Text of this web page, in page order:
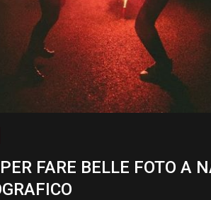
FARE BELLE FOTO A